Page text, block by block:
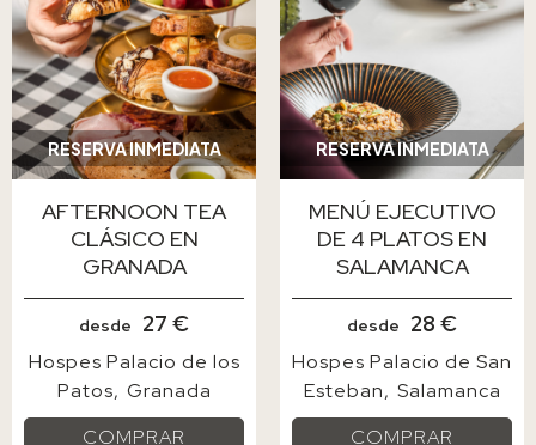
RESERVA INMEDIATA
AFTERNOON TEA
CLÁSICO EN
GRANADA
desde 27 €
Hospes Palacio de los
Patos Granada
COMPRAR
RESERVA INMEDIATA
MENÚ EJECUTIVO
DE 4 PLATOS EN
SALAMANCA
desde 28 €
Hospes Palacio de San
Esteban
Salamanca
COMPRAR